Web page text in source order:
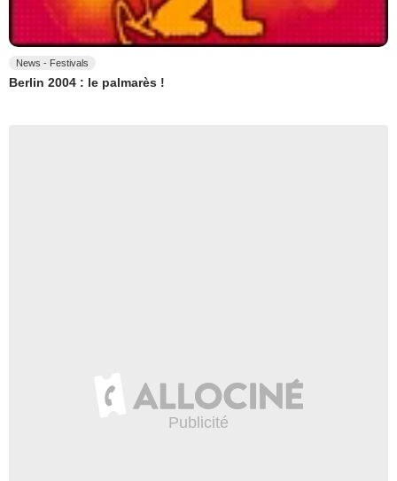
News - Festivals
Berlin 2004 : le palmarès !